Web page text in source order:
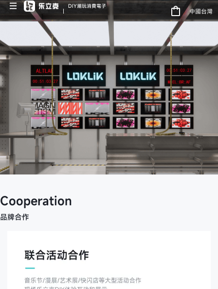
DIY潮玩消費電子
中國台灣
Cooperation
品牌合作